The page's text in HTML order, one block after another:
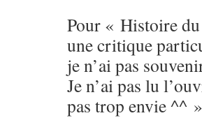
Pour « Histoire
une critique
je n’ai pas
Je n’ai pas lu
pas trop envie ^^ »